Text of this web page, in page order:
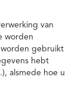
van
worden
gebruikt
hebt
alsmede hoe u